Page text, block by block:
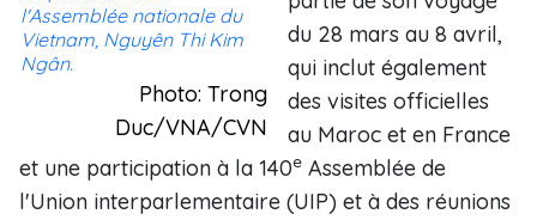
l'Assemblée nationale du
Vietnam, Nguyên Thi Kim
Ngân.
Photo: Trong
Duc/VNA/CVN
du 28 mars au 8 avril,
qui inclut également
des visites officielles
au Maroc et en France
et une participation à la 140e Assemblée de
l'Union interparlementaire (UIP) et à des réunions